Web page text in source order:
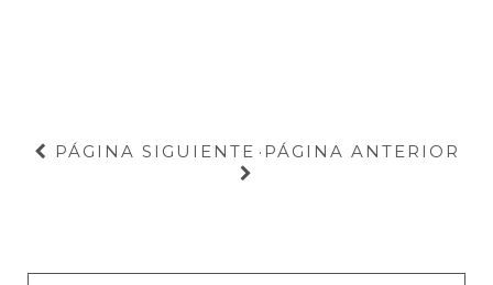
PÁGINA SIGUIENTE · PÁGINA ANTERIOR